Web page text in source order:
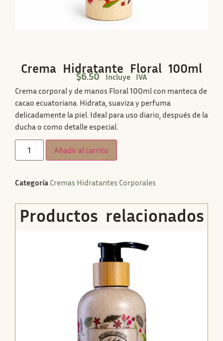
Crema Hidratante Floral 100ml
$6.50
Incluye IVA
Crema corporal y de manos Floral 100ml con manteca de
cacao ecuatoriana. Hidrata, suaviza y perfuma
delicadamente la piel. Ideal para uso diario, después de la
ducha o como detalle especial.
Añadir al carrito
Categoría Cremas Hidratantes Corporales
Productos relacionados